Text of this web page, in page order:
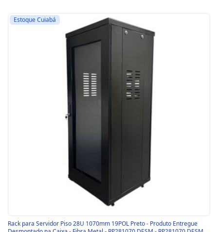
Estoque Cuiabá
Rack para Servidor Piso 28U 1070mm 19POL Preto - Produto Entregue